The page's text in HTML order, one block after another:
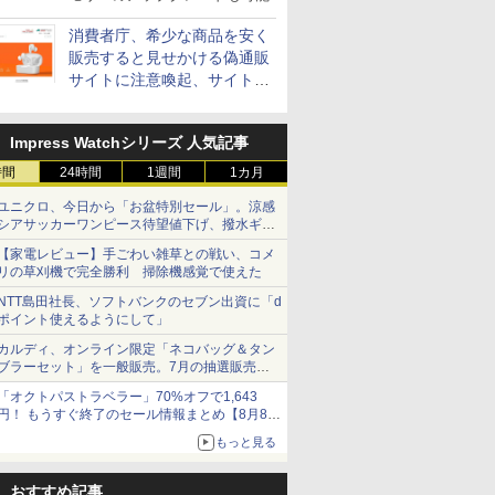
消費者庁、希少な商品を安く
販売すると見せかける偽通販
サイトに注意喚起、サイト名
Impress Watchシリーズ 人気記事
24時間 1週間 1カ月
ニクロ、今日から「お盆特別セール」。涼感
アサッカーワンピース待望値下げ、撥水ギア
ョーツは1990円に
家電レビュー】手ごわい雑草との戦い、コメ
の草刈機で完全勝利 掃除機感覚で使えた
島田社長、ソフトバンクのセブン出資に「d
イント使えるようにして」
ルディ、オンライン限定「ネコバッグ＆タン
ラーセット」を一般販売。7月の抽選販売の
選無効分
オクトパストラベラー」70%オフで1,643
！ もうすぐ終了のセール情報まとめ【8月8日
ンテンドーeショップでは「大神 絶景版」が
もっと見る